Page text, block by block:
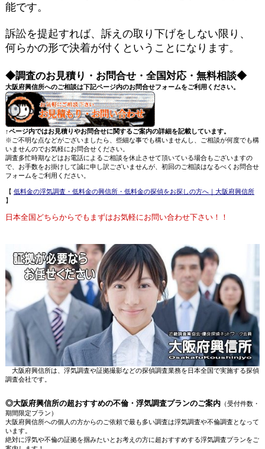
能です。
訴訟を提起すれば、訴えの取り下げをしない限り、
何らかの形で決着が付くということになります。
◆調査のお見積り・お問合せ・全国対応・無料相談◆
大阪府興信所へのご相談は下記ページ内のお問合せフォームをご利用ください。
↑ページ内ではお見積りやお問合せに関するご案内の詳細を記載しています。
※ご不明な点などがございましたら、些細な事でも構いませんし、ご相談が何度でも構
いませんのでお気軽にお問合せください。
調査多忙時期などはお電話によるご相談を休止させて頂いている場合もございますの
で、お手数をお掛けして誠に申し訳ございませんが、初回のご相談はなるべくお問合せ
フォームをご利用ください。
【 低料金の浮気調査・低料金の興信所・低料金の探偵をお探しの方へ｜大阪府興信所
】
日本全国どちらからでもまずはお気軽にお問い合わせ下さい！！
大阪府興信所は、浮気調査や証拠撮影などの探偵調査業務を日本全国で実施する探偵
調査会社です。
◎大阪府興信所の超おすすめの不倫・浮気調査プランのご案内 （受付件数・
期間限定プラン）
大阪府興信所への個人の方からのご依頼で最も多い調査は浮気調査や不倫調査となって
います。
絶対に浮気や不倫の証拠を掴みたいとお考えの方に超おすすめする浮気調査プランをご